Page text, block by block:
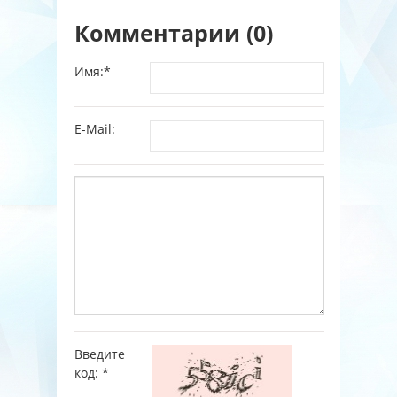
Комментарии (0)
Имя:*
E-Mail:
Введите
код: *